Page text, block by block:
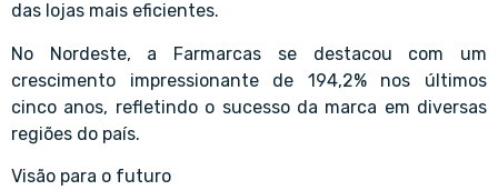
das lojas mais eficientes.
No Nordeste, a Farmarcas se destacou com um
crescimento impressionante de 194,2% nos últimos
cinco anos, refletindo o sucesso da marca em diversas
regiões do país.
Visão para o futuro